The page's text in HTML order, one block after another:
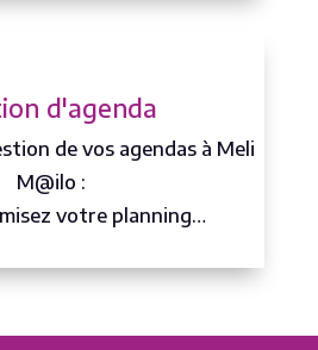
d'agenda
de vos agendas à Meli
M@ilo :
votre planning…